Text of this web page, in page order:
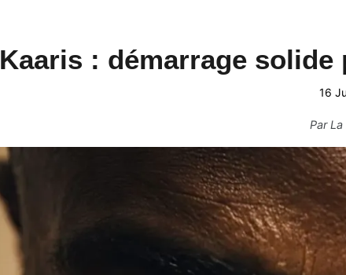
Kaaris : démarrage
16
ParLa